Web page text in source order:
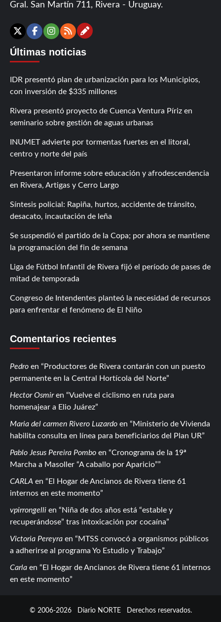
Gral. San Martín 711, Rivera - Uruguay.
X Facebook
Instagram
RSSContáctanos
Últimas noticias
IDR presentó plan de urbanización para los Municipios,
con inversión de $335 millones
Rivera presentó proyecto de Cuenca Ventura Píriz en
seminario sobre gestión de aguas urbanas
INUMET advierte por tormentas fuertes en el litoral,
centro y norte del país
Presentaron informe sobre educación y afrodescendencia
en Rivera, Artigas y Cerro Largo
Síntesis policial: Rapiña, hurtos, accidente de tránsito,
desacato, incautación de leña
Se suspendió el partido de la Copa; por ahora se mantiene
la programación del fin de semana
Liga de Fútbol Infantil de Rivera fijó el período de pases de
mitad de temporada
Congreso de Intendentes planteó la necesidad de recursos
para enfrentar el fenómeno de El Niño
Comentarios recientes
Pedro en
Productores de Rivera contarán con un puesto
permanente en la Central Hortícola del Norte
Hector Osmiren
Vuelve el ciclismo en ruta para
homenajear a Elio Juárez
Maria del carmen Rivero Luzardo en
Ministerio de Vivienda
habilita consulta en línea para beneficiarios del Plan UR
Pablo Jesus Pereira Pombo en
Cronograma de la 19ª
Marcha a Masoller “A caballo por Aparicio”
CARLA en
El Hogar de Ancianos de Rivera tiene 61
internos en este momento
vpirrongelli en
Niña de dos años está “estable y
recuperándose” tras intoxicación por cocaína
Victoria Pereyra en
MTSS convocó a organismos públicos
a adherirse al programa Yo Estudio y Trabajo
Carla en
El Hogar de Ancianos de Rivera tiene 61 internos
en este momento
© 2006-2026 Diario NORTE Derechos reservados.